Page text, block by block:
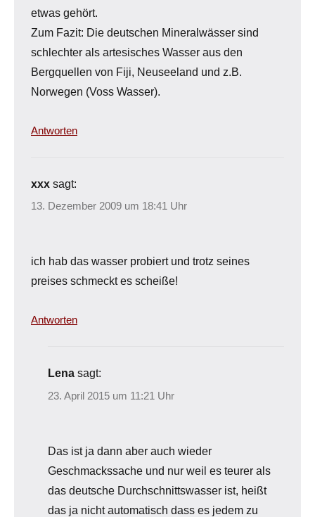
etwas gehört.
Zum Fazit: Die deutschen Mineralwässer sind
schlechter als artesisches Wasser aus den
Bergquellen von Fiji, Neuseeland und z.B.
Norwegen (Voss Wasser).
Antworten
xxx sagt:
13. Dezember 2009 um 18:41 Uhr
ich hab das wasser probiert und trotz seines
preises schmeckt es scheiße!
Antworten
Lena sagt:
23. April 2015 um 11:21 Uhr
Das ist ja dann aber auch wieder
Geschmackssache und nur weil es teurer als
das deutsche Durchschnittswasser ist, heißt
das ja nicht automatisch dass es jedem zu